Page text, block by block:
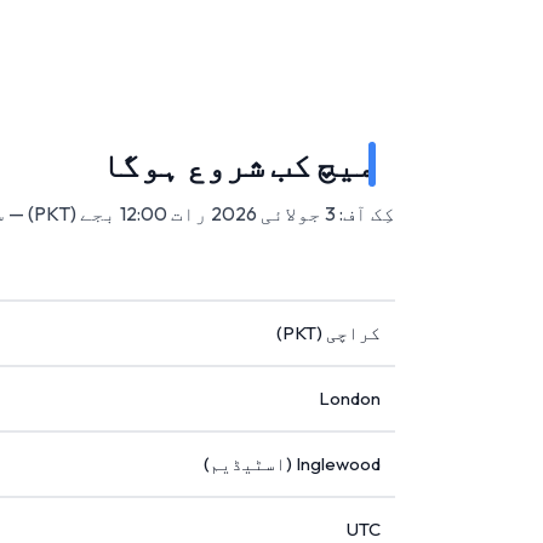
میچ کب شروع ہوگا
کِک آف: 3 جولائی 2026 رات 12:00 بجے (PKT) — سوفائی اسٹیڈیم، انگلووڈ، امریکہ میں۔
کراچی (PKT)
London
Inglewood (اسٹیڈیم)
UTC